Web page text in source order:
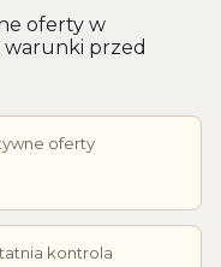
oferty w
warunki przed
oferty
kontrola